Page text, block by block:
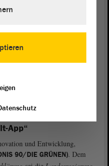
und
vom Bürger erhalten, sollte
genutzt werden können,
Service für Bürgerinnen
App“
und Entwicklung,
90/DIE GRÜNEN). Dem